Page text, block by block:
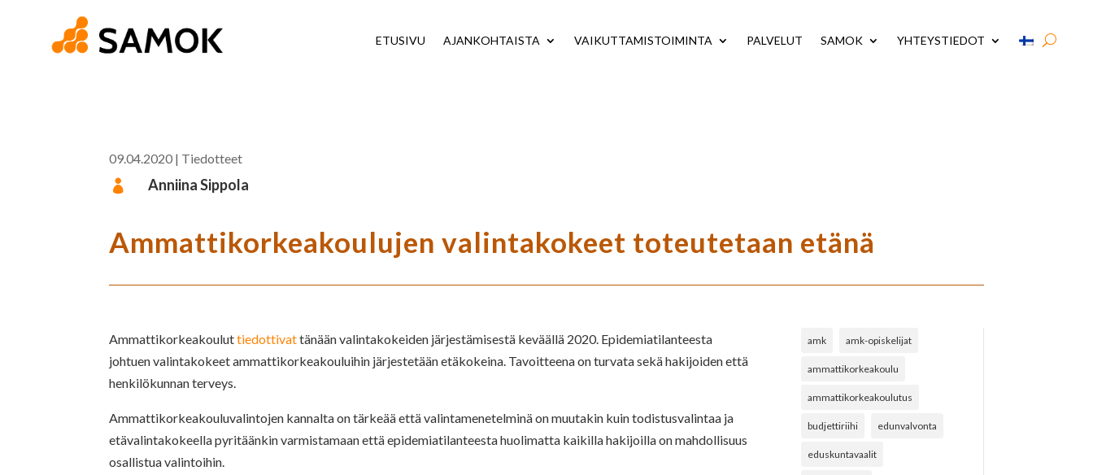
ETUSIVU AJANKOHTAISTA VAIKUTTAMISTOIMINTA PALVELUT SAMOK YHTEYSTIEDOT
09.04.2020 | Tiedotteet
 Anniina Sippola
Ammattikorkeakoulujen valintakokeet toteutetaan etänä
Ammattikorkeakouluttiedottivattänään valintakokeiden järjestämisestä keväällä 2020. Epidemiatilanteesta
johtuen valintakokeet ammattikorkeakouluihin järjestetään etäkokeina. Tavoitteena on turvata sekä hakijoiden että
henkilökunnan terveys.
Ammattikorkeakouluvalintojen kannalta on tärkeää että valintamenetelminä on muutakin kuin todistusvalintaa ja
etävalintakokeella pyritäänkin varmistamaan että epidemiatilanteesta huolimatta kaikilla hakijoilla on mahdollisuus
osallistua valintoihin.
amk amk-opiskelijat
ammattikorkeakoulu
ammattikorkeakoulutus
budjettiriihi edunvalvonta
eduskuntavaalit